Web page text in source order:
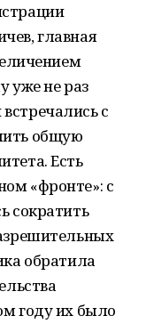
главная
уже не раз
с
общую
Есть
«фронте»: с
сократить
обратила
году их было